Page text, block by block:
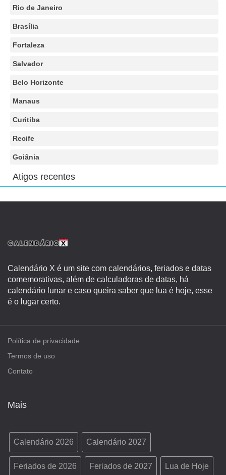
Rio de Janeiro
Brasília
Fortaleza
Salvador
Belo Horizonte
Manaus
Curitiba
Recife
Goiânia
Atigos recentes
Calendário X é um site com calendários, feriados e datas
comemorativas, além de calculadoras de datas, há
calendário lunar e caso queira saber que lua é hoje, esse
é o lugar certo.
Política de privacidade
Termos de uso
Contato
Mais
Calendário 2026 Calendário 2027
Feriados de 2026 Feriados de 2027 Lua de Hoje